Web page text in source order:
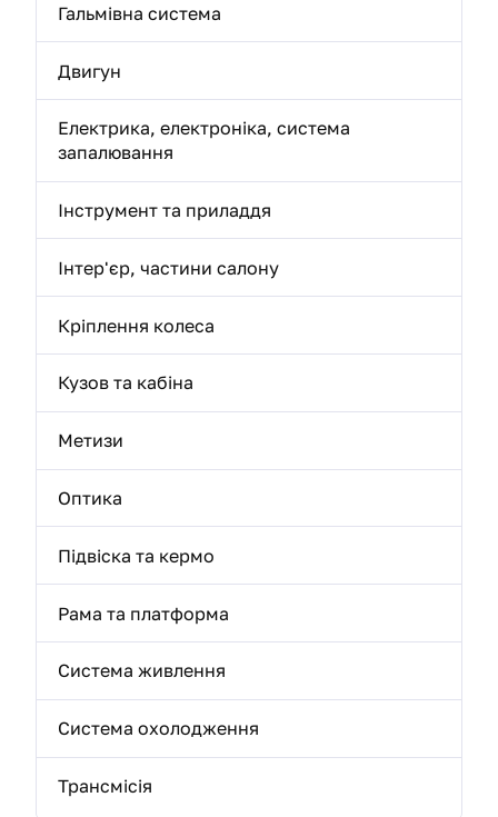
Гальмівна система
Двигун
Електрика, електроніка, система
запалювання
Інструмент та приладдя
Інтер'єр, частини салону
Кріплення колеса
Кузов та кабіна
Метизи
Оптика
Підвіска та кермо
Рама та платформа
Система живлення
Система охолодження
Трансмісія